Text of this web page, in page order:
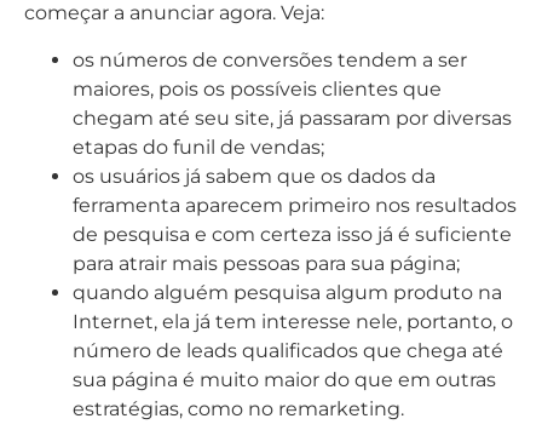
começar a anunciar agora. Veja:
os números de conversões tendem a ser
maiores, pois os possíveis clientes que
chegam até seu site, já passaram por diversas
etapas do funil de vendas;
os usuários já sabem que os dados da
ferramenta aparecem primeiro nos resultados
de pesquisa e com certeza isso já é suficiente
para atrair mais pessoas para sua página;
quando alguém pesquisa algum produto na
Internet, ela já tem interesse nele, portanto, o
número de leads qualificados que chega até
sua página é muito maior do que em outras
estratégias, como no remarketing.